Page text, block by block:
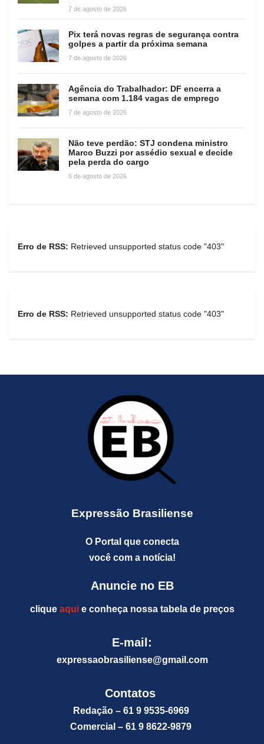
7 de agosto de 2026
Pix terá novas regras de segurança contra
golpes a partir da próxima semana
7 de agosto de 2026
Agência do Trabalhador: DF encerra a
semana com 1.184 vagas de emprego
7 de agosto de 2026
Não teve perdão: STJ condena ministro
Marco Buzzi por assédio sexual e decide
pela perda do cargo
6 de agosto de 2026
Erro de RSS: Retrieved unsupported status code "403"
Erro de RSS: Retrieved unsupported status code "403"
Expressão Brasiliense
O Portal que conecta
você com a notícia!
Anuncie no EB
clique aquie conheça nossa tabela de preços
E-mail:
expressaobrasiliense@gmail.com
Contatos
Redação – 61 9 9535-6969
Comercial – 61 9 8622-9879